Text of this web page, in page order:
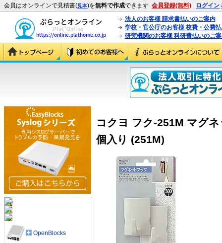
会員はオンラインで見積書(見本)を無料で作成できます 会員登録(無料) ログイン
法人のお客様 請求書払いのご案内
学校・官公庁のお客様 校費・公費
研究機関のお客様 科研費払いのご
コクヨ フク-251M マグ
個入り (251M)
OpenBlocks